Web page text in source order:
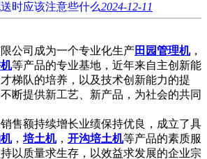
时应该注意些什么2024-12-11
公司成为一个专业化生产田园管理机，
等产品的专业基地，近年来自主创新能
梯队的培养，以及技术创新能力的提
断提供新工艺、新产品，为社会的共同
额持续增长业绩保持优良，成立了具
， 培土机， 开沟培土机等产品的素质服
以质量求生存，以效益求发展的企业宗